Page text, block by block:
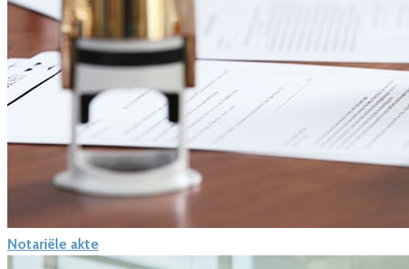
Notariële akte